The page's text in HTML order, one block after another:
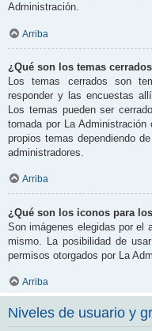
Administración.
Arriba
¿Qué son los temas
Los temas cerrados son
responder y las encuestas
Los temas pueden ser
tomada por La
propios temas dependiendo
administradores.
Arriba
¿Qué son los iconos para
Son imágenes elegidas por el
mismo. La posibilidad de
permisos otorgados por La
Arriba
Niveles de usuario y